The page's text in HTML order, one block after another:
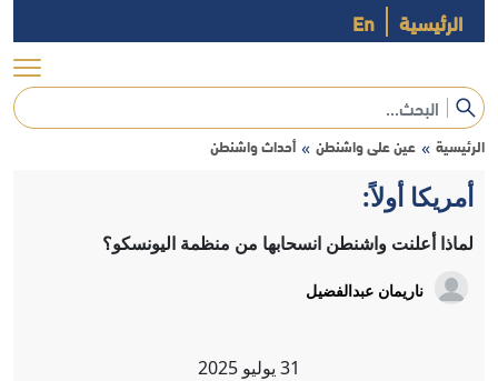
الرئيسية En
الرئيسية » عين على واشنطن » أحداث واشنطن
أمريكا أولاً:
لماذا أعلنت واشنطن انسحابها من منظمة اليونسكو؟
ناريمان عبدالفضيل
31 يوليو 2025